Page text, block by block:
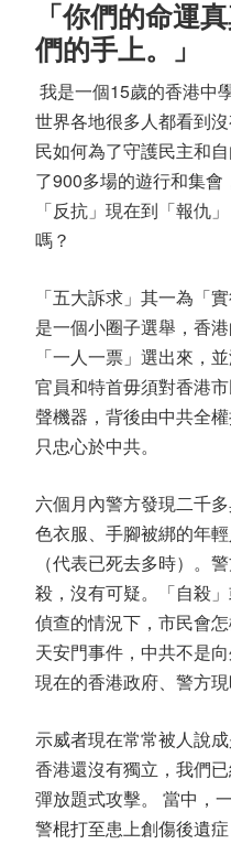
「你們的命運
們的手上。」
我是一個15歲的香港中
世界各地很多人都看到
民如何為了守護民主和
了900多場的遊行和集
「反抗」現在到「報仇
嗎？
「五大訴求」其一為「
是一個小圈子選舉，香
「一人一票」選出來，
官員和特首毋須對香港
聲機器，背後由中共全
只忠心於中共。
六個月內警方發現二千
色衣服、手腳被綁的年
（代表已死去多時）。
殺，沒有可疑。「自殺
偵查的情況下，市民會
天安門事件，中共不是
現在的香港政府、警方
示威者現在常常被人說
香港還沒有獨立，我們
彈放題式攻擊。 當中，
警棍打至患上創傷後遺